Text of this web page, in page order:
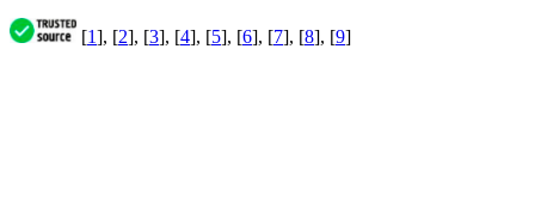
[1], [2], [3], [4], [5], [6], [7], [8], [9]